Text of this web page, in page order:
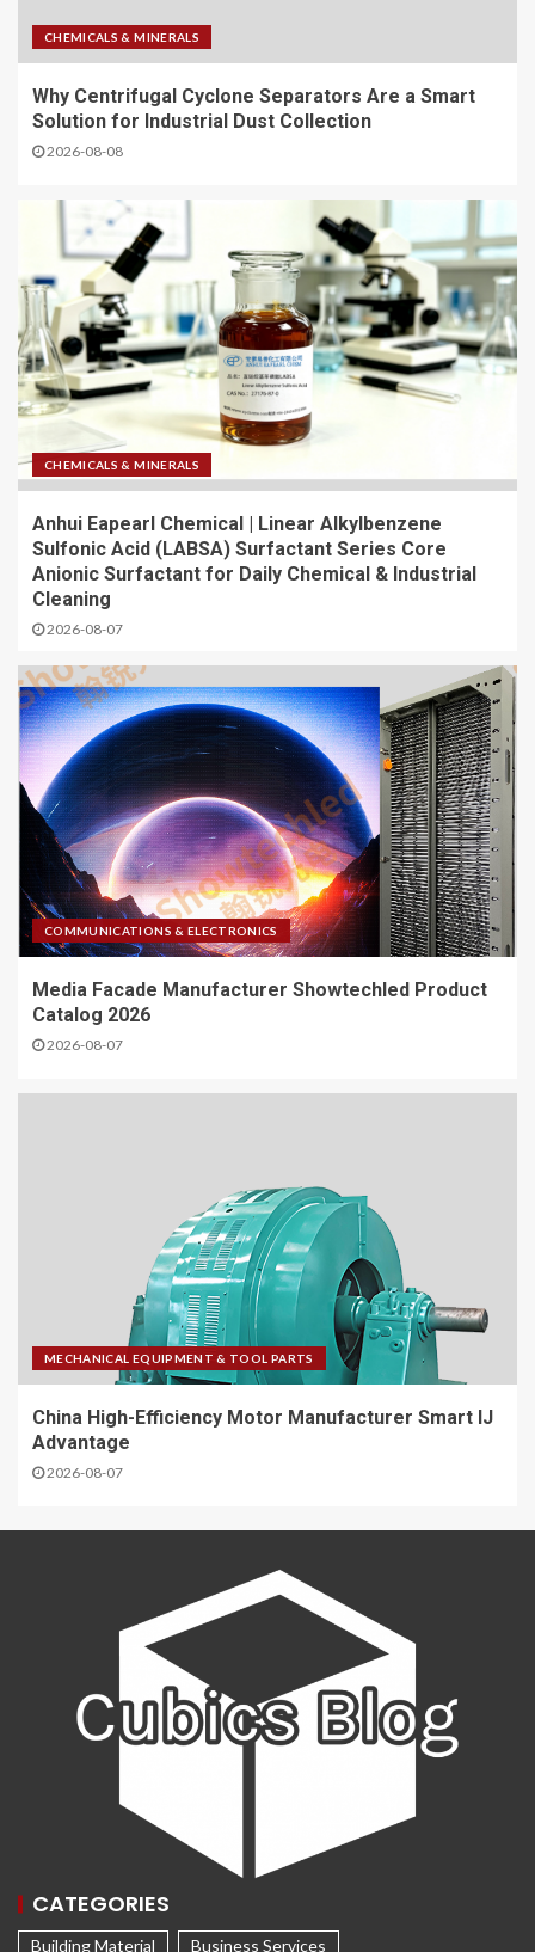
CHEMICALS & MINERALS
Why Centrifugal Cyclone Separators Are a Smart
Solution for Industrial Dust Collection
2026-08-08
CHEMICALS & MINERALS
Anhui Eapearl Chemical | Linear Alkylbenzene
Sulfonic Acid (LABSA) Surfactant Series Core
Anionic Surfactant for Daily Chemical & Industrial
Cleaning
2026-08-07
COMMUNICATIONS & ELECTRONICS
Media Facade Manufacturer Showtechled Product
Catalog 2026
2026-08-07
MECHANICAL EQUIPMENT & TOOL PARTS
China High-Efficiency Motor Manufacturer Smart IJ
Advantage
2026-08-07
CATEGORIES
Building Material Business Services